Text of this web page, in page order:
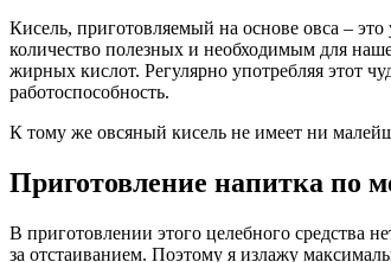
Кисель, приготовляемый на основе овса –
количество полезных и необходимым для
жирных кислот. Регулярно употребляя этот
работоспособность.
К тому же овсяный кисель не имеет ни
Приготовление напитка по
В приготовлении этого целебного средства
за отстаиванием. Поэтому я излажу